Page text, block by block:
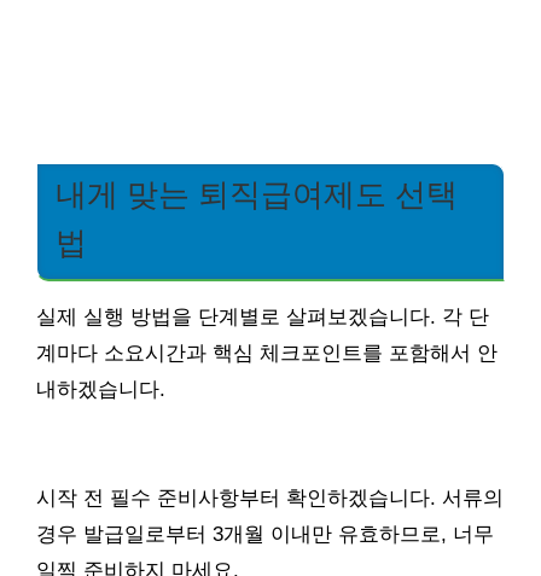
내게 맞는 퇴직급여제도 선택
법
실제 실행 방법을 단계별로 살펴보겠습니다. 각 단
계마다 소요시간과 핵심 체크포인트를 포함해서 안
내하겠습니다.
시작 전 필수 준비사항부터 확인하겠습니다. 서류의
경우 발급일로부터 3개월 이내만 유효하므로, 너무
일찍 준비하지 마세요.